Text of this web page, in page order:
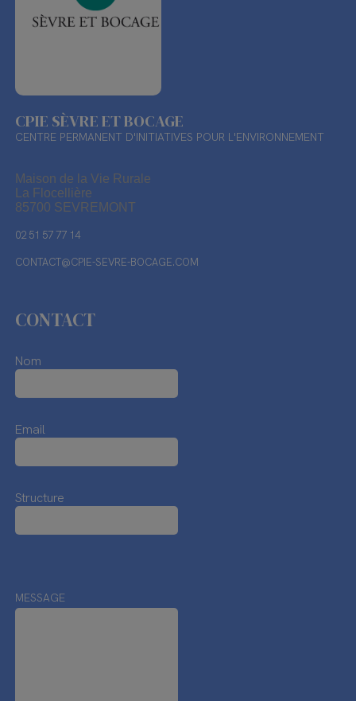
CPIE SÈVRE ET BOCAGE
CENTRE PERMANENT D'INITIATIVES POUR L'ENVIRONNEMENT
Maison de la Vie Rurale
La Flocellière
85700 SEVREMONT
02 51 57 77 14
CONTACT@CPIE-SEVRE-BOCAGE.COM
CONTACT
Nom
Email
Structure
MESSAGE